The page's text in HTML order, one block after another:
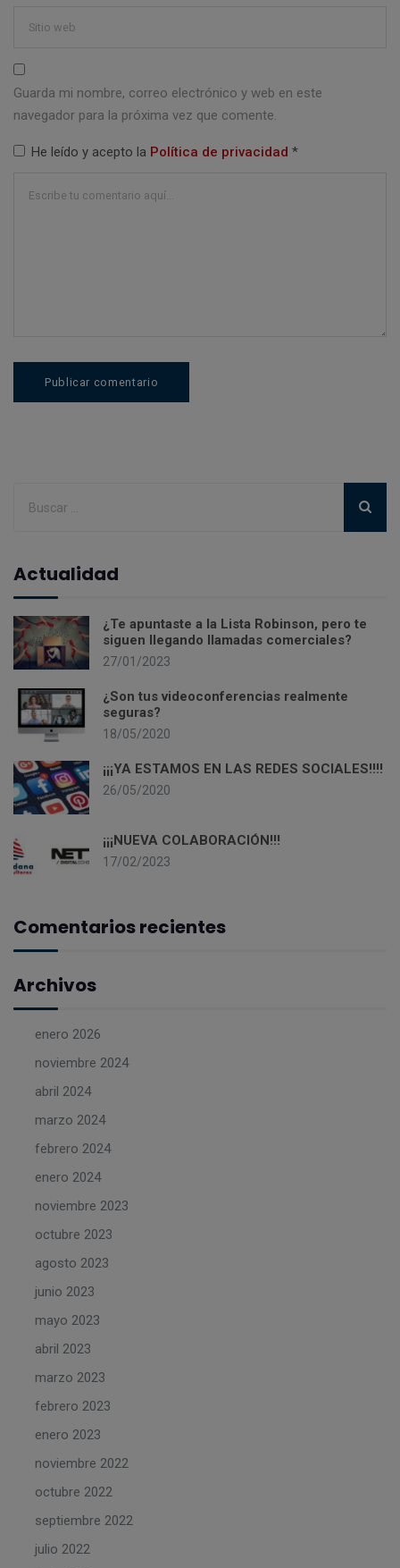
Guarda mi nombre, correo electrónico y web en este
navegador para la próxima vez que comente.
He leído y acepto la Política de privacidad *
Actualidad
¿Te apuntaste a la Lista Robinson, pero te
siguen llegando llamadas comerciales?
27/01/2023
¿Son tus videoconferencias realmente
seguras?
18/05/2020
¡¡¡YA ESTAMOS EN LAS REDES SOCIALES!!!!
26/05/2020
¡¡¡NUEVA COLABORACIÓN!!!
17/02/2023
Comentarios recientes
Archivos
enero 2026
noviembre 2024
abril 2024
marzo 2024
febrero 2024
enero 2024
noviembre 2023
octubre 2023
agosto 2023
junio 2023
mayo 2023
abril 2023
marzo 2023
febrero 2023
enero 2023
noviembre 2022
octubre 2022
septiembre 2022
julio 2022